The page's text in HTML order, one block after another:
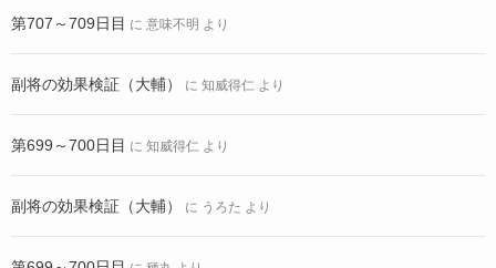
第707～709日目 に 意味不明 より
副将の効果検証（大輔） に 知威得仁 より
第699～700日目 に 知威得仁 より
副将の効果検証（大輔） に うろた より